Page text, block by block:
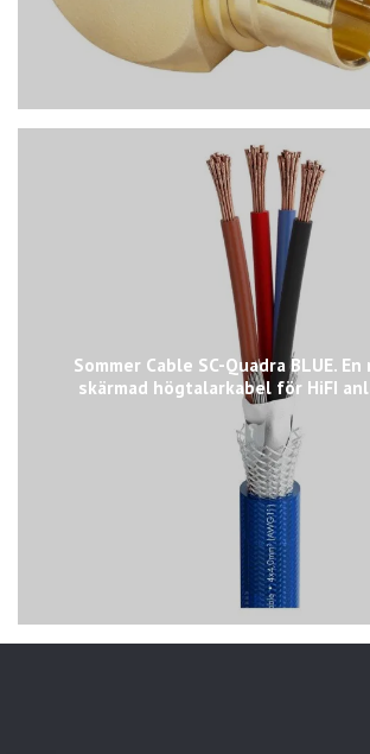
Sommer Cable SC-Quadra BLUE.
skärmad högtalarkabel för HiFI